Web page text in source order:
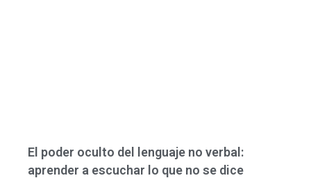
El poder oculto del lenguaje no verbal:
aprender a escuchar lo que no se dice